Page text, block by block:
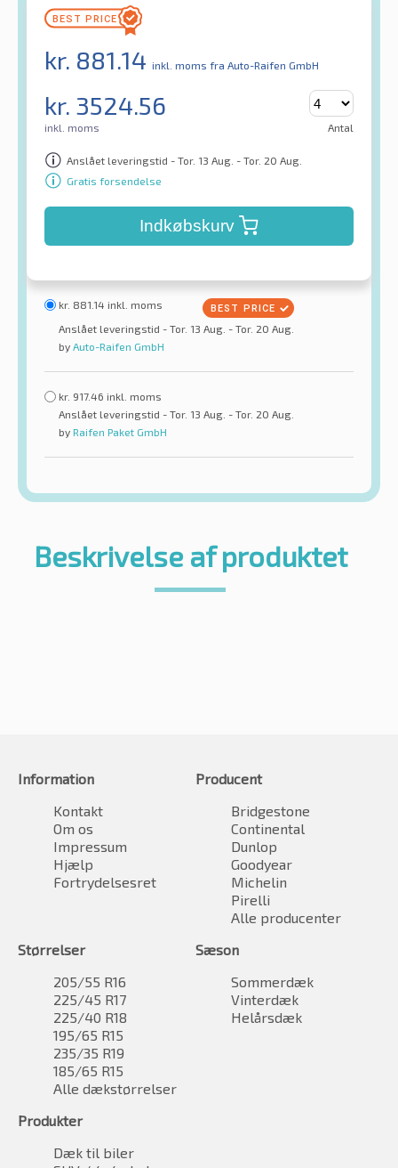
kr. 881.14 inkl. moms fra Auto-Raifen GmbH
kr. 3524.56
inkl. moms Antal
Anslået leveringstid - Tor. 13 Aug. - Tor. 20 Aug.
Gratis forsendelse
Indkøbskurv
kr. 881.14 inkl. moms
Anslået leveringstid - Tor. 13 Aug. - Tor. 20 Aug.
by Auto-Raifen GmbH
kr. 917.46 inkl. moms
Anslået leveringstid - Tor. 13 Aug. - Tor. 20 Aug.
by Raifen Paket GmbH
Beskrivelse af produktet
Information
Kontakt
Om os
Impressum
Hjælp
Fortrydelsesret
Producent
Bridgestone
Continental
Dunlop
Goodyear
Michelin
Pirelli
Alle producenter
Størrelser
205/55 R16
225/45 R17
225/40 R18
195/65 R15
235/35 R19
185/65 R15
Alle dækstørrelser
Sæson
Sommerdæk
Vinterdæk
Helårsdæk
Produkter
Dæk til biler